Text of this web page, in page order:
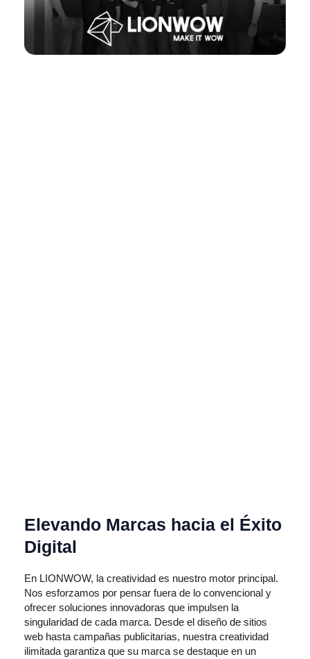
Elevando Marcas hacia el Éxito
Digital
En LIONWOW, la creatividad es nuestro motor principal.
Nos esforzamos por pensar fuera de lo convencional y
ofrecer soluciones innovadoras que impulsen la
singularidad de cada marca. Desde el diseño de sitios
web hasta campañas publicitarias, nuestra creatividad
ilimitada garantiza que su marca se destaque en un